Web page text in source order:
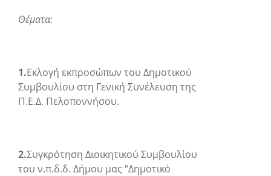
Θέματα:
1.Εκλογή εκπροσώπων του Δημοτικού
Συμβουλίου στη Γενική Συνέλευση της
Π.Ε.Δ. Πελοποννήσου.
2.Συγκρότηση Διοικητικού Συμβουλίου
του ν.π.δ.δ. Δήμου μας “Δημοτικό